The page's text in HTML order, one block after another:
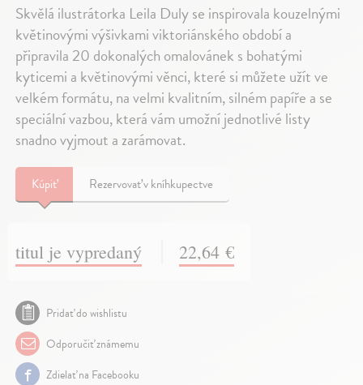
Skvělá ilustrátorka Leila Duly se inspirovala kouzelnými
květinovými výšivkami viktoriánského období a
připravila 20 dokonalých omalovánek s bohatými
kyticemi a květinovými věnci, které si můžete užít ve
velkém formátu, na velmi kvalitním, silném papíře a se
speciální vazbou, která vám umožní jednotlivé listy
snadno vyjmout a zarámovat.
Kúpiť Rezervovať v kníhkupectve
titul je vypredaný 22,64 €
Pridať do wishlistu
Odporučiť známemu
Zdielať na Facebooku